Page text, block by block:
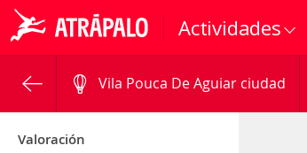
Actividades
Vila Pouca De Aguiar ciudad
Valoración